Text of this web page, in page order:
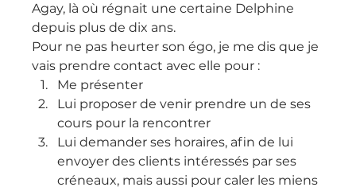
Agay, là où régnait une certaine Delphine
depuis plus de dix ans.
Pour ne pas heurter son égo, je me dis que je
vais prendre contact avec elle pour :
Me présenter
Lui proposer de venir prendre un de ses
cours pour la rencontrer
Lui demander ses horaires, afin de lui
envoyer des clients intéressés par ses
créneaux, mais aussi pour caler les miens